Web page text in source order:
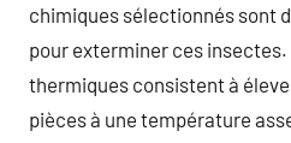
chimiques sélectionnés sont
pour exterminer ces
thermiques consistent à
pièces à une température